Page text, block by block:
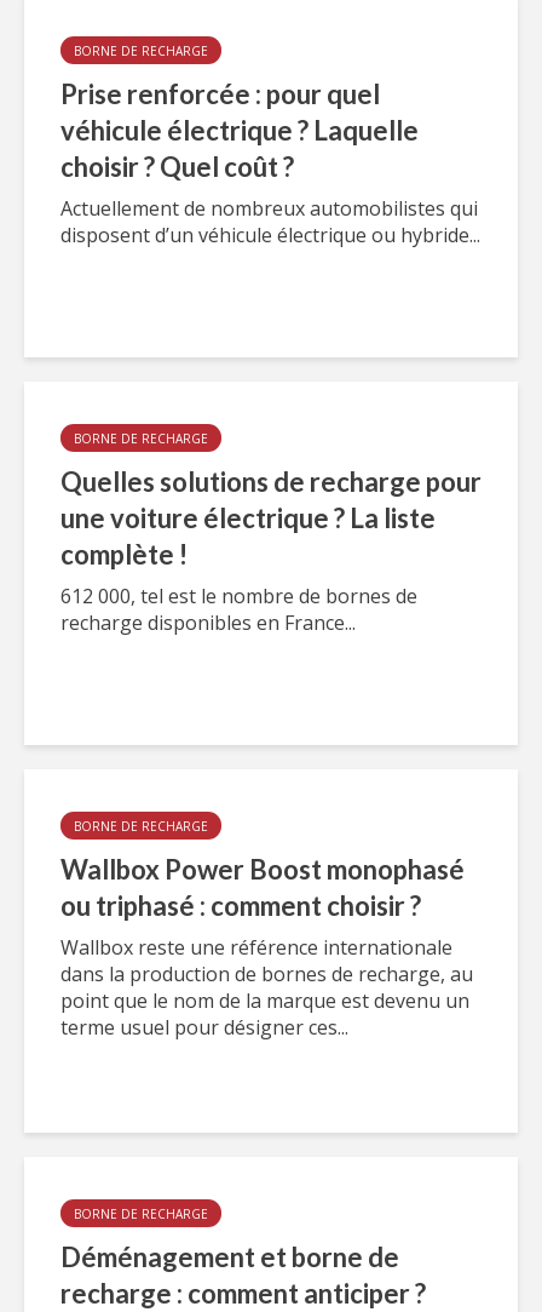
BORNE DE RECHARGE
Prise renforcée : pour quel
véhicule électrique ? Laquelle
choisir ? Quel coût ?
Actuellement de nombreux automobilistes qui
disposent d’un véhicule électrique ou hybride...
BORNE DE RECHARGE
Quelles solutions de recharge pour
une voiture électrique ? La liste
complète !
612 000, tel est le nombre de bornes de
recharge disponibles en France...
BORNE DE RECHARGE
Wallbox Power Boost monophasé
ou triphasé : comment choisir ?
Wallbox reste une référence internationale
dans la production de bornes de recharge, au
point que le nom de la marque est devenu un
terme usuel pour désigner ces...
BORNE DE RECHARGE
Déménagement et borne de
recharge : comment anticiper ?